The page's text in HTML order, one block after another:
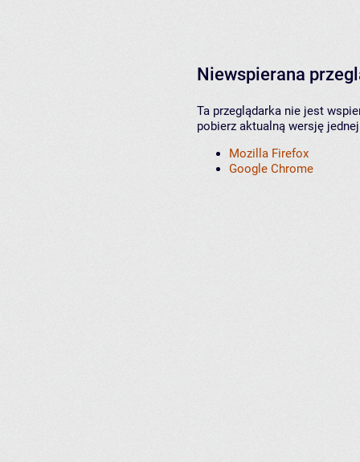
Niewspierana
Ta przeglądarka nie jest
pobierz aktualną wersję
Mozilla Firefox
Google Chrome